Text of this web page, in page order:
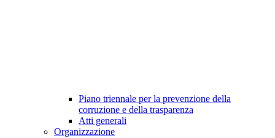
Piano triennale per la prevenzione della
corruzione e della trasparenza
Atti generali
Organizzazione